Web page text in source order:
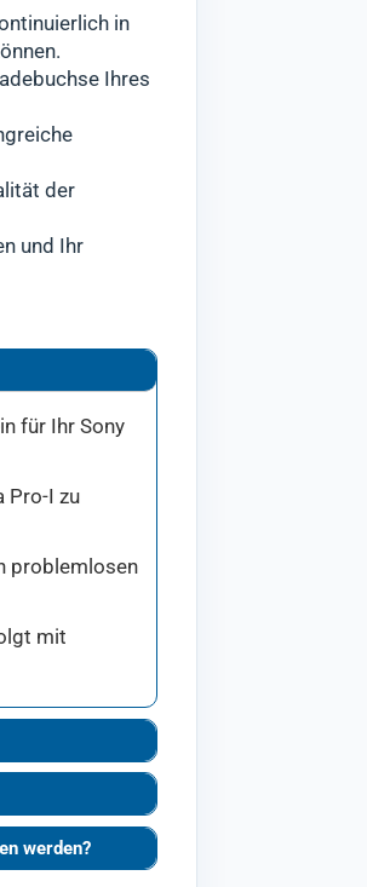
in
Ihres
der
und Ihr
für Ihr Sony
Pro-I zu
problemlosen
mit
werden?